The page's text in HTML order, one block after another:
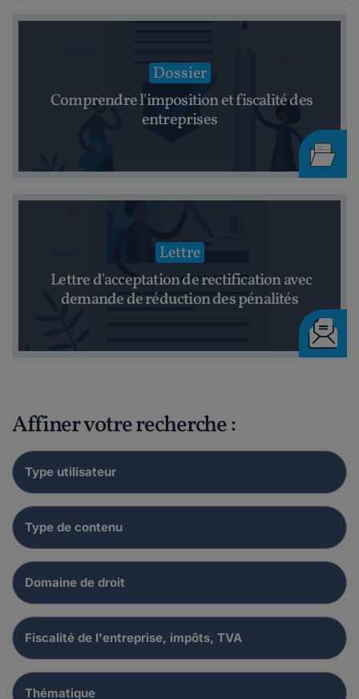
Dossier
Comprendre l'imposition et fiscalité des
entreprises
Lettre
Lettre d'acceptation de rectification avec
demande de réduction des pénalités
Affiner votre recherche :